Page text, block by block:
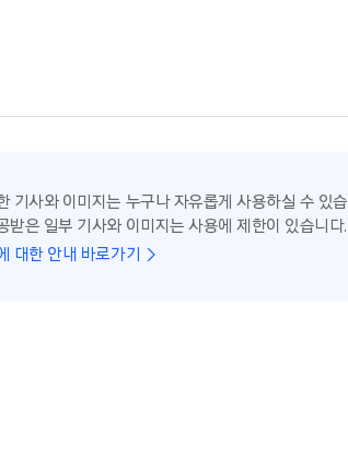
기사와 이미지는 누구나 자유롭게 사용하실 수 있
받은 일부 기사와 이미지는 사용에 제한이 있습니다.
대한 안내 바로가기